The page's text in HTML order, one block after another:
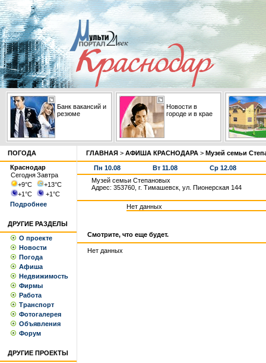
Банк вакансий и
резюме
Новости в
городе и в крае
ПОГОДА
Краснодар
СегодняЗавтра
+9°С +13°С
+1°С +1°С
Подробнее
ДРУГИЕ РАЗДЕЛЫ
О проекте
Новости
Погода
Афиша
Недвижимость
Фирмы
Работа
Транспорт
Фотогалерея
Объявления
Форум
ДРУГИЕ ПРОЕКТЫ
ГЛАВНАЯ > АФИША КРАСНОДАРА > Музей семьи
Пн 10.08 Вт 11.08
Ср 12.08
Музей семьи Степановых
Адрес: 353760, г. Тимашевск, ул. Пионерская 144
Нет данных
Смотрите, что еще будет.
Нет данных